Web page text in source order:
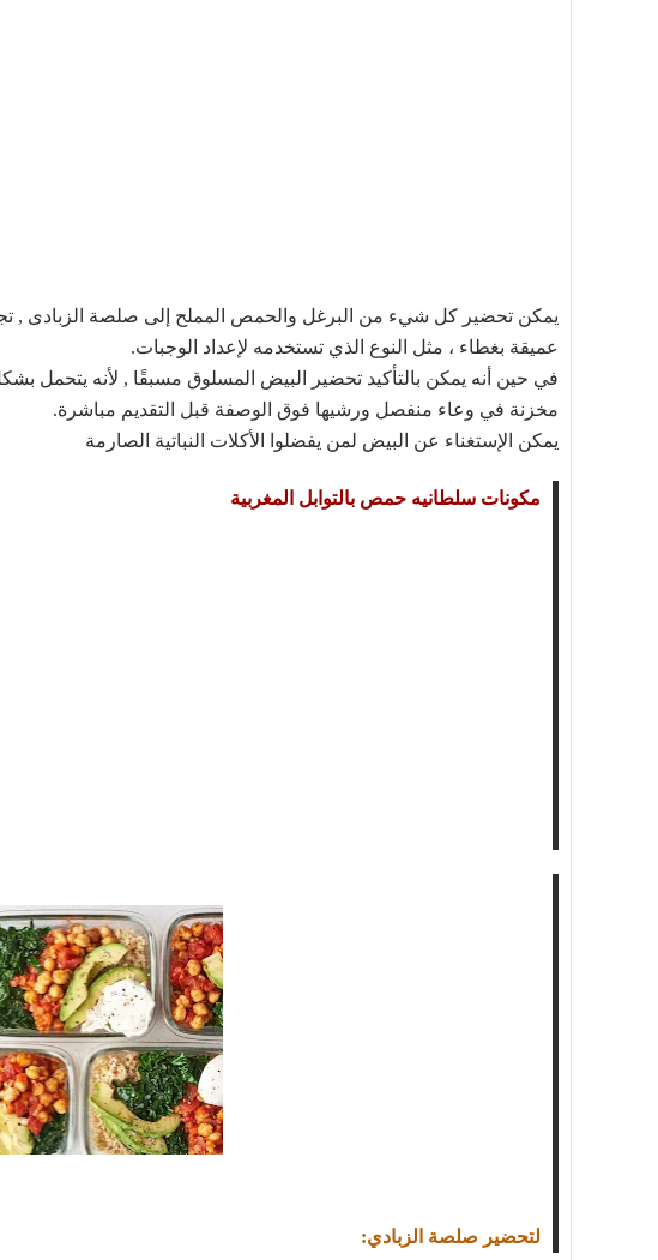
يمكن تحضير كل شيء من البرغل والحمص المملح إلى صلصة الزبادى ,
عميقة بغطاء ، مثل النوع الذي تستخدمه لإعداد الوجبات.
في حين أنه يمكن بالتأكيد تحضير البيض المسلوق مسبقًا , لأنه يتحمل
مخزنة في وعاء منفصل ورشيها فوق الوصفة قبل التقديم مباشرة.
يمكن الإستغناء عن البيض لمن يفضلوا الأكلات النباتية الصارمة
مكونات سلطانيه حمص بالتوابل المغربية
لتحضير صلصة الزبادي: